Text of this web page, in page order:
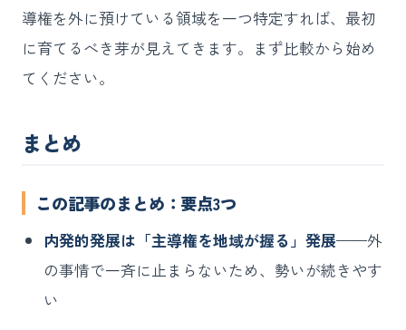
導権を外に預けている領域を一つ特定すれば、最初
に育てるべき芽が見えてきます。まず比較から始め
てください。
まとめ
この記事のまとめ：要点3つ
内発的発展は「主導権を地域が握る」発展——外
の事情で一斉に止まらないため、勢いが続きやす
い